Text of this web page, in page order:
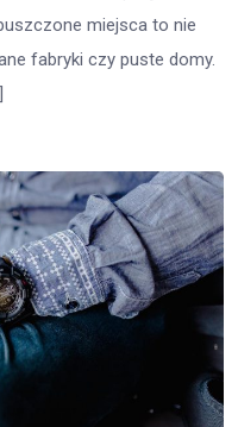
miejsca to nie
fabryki czy puste domy.